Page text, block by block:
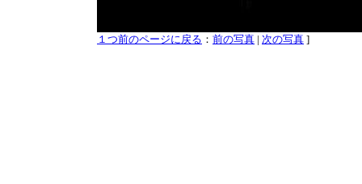
１つ前のページに戻る ： 前の写真 | 次の写真 ]